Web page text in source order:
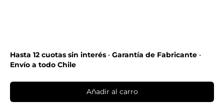
Hasta 12 cuotas sin interés • Garantía de Fabricante •
Envío a todo Chile
Añadir al carro